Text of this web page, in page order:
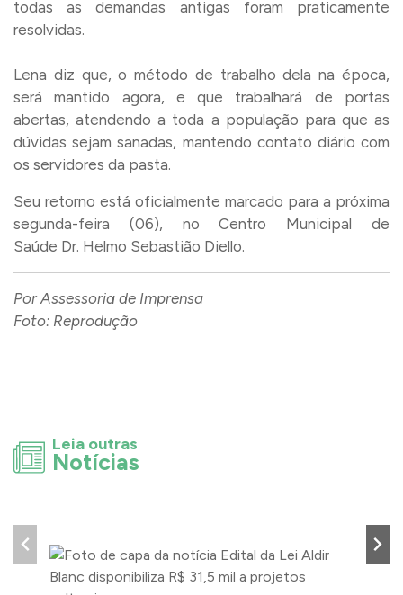
todas as demandas antigas foram praticamente
resolvidas.
Lena diz que, o método de trabalho dela na época,
será mantido agora, e que trabalhará de portas
abertas, atendendo a toda a população para que as
dúvidas sejam sanadas, mantendo contato diário com
os servidores da pasta.
Seu retorno está oficialmente marcado para a próxima
segunda-feira (06), no Centro Municipal de
Saúde Dr. Helmo Sebastião Diello.
Por Assessoria de Imprensa
Foto: Reprodução
Leia outras
Notícias